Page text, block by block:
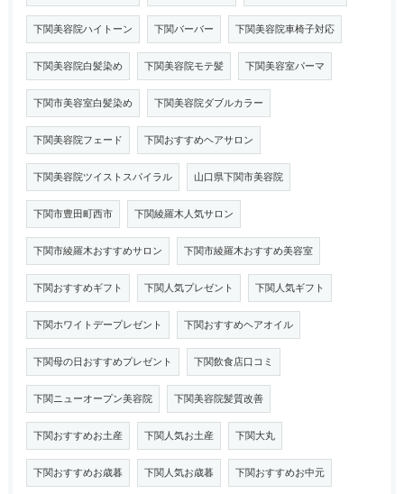
下関美容院ハイトーン 下関バーバー 下関美容院車椅子対応
下関美容院白髪染め 下関美容院モテ髪 下関美容室パーマ
下関市美容室白髪染め 下関美容院ダブルカラー
下関美容院フェード 下関おすすめヘアサロン
下関美容院ツイストスパイラル 山口県下関市美容院
下関市豊田町西市 下関綾羅木人気サロン
下関市綾羅木おすすめサロン 下関市綾羅木おすすめ美容室
下関おすすめギフト 下関人気プレゼント 下関人気ギフト
下関ホワイトデープレゼント 下関おすすめヘアオイル
下関母の日おすすめプレゼント 下関飲食店口コミ
下関ニューオープン美容院 下関美容院髪質改善
下関おすすめお土産 下関人気お土産 下関大丸
下関おすすめお歳暮 下関人気お歳暮 下関おすすめお中元